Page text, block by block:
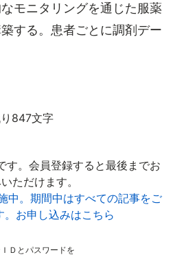
モニタリングを通じた服薬
する。患者ごとに調剤デー
847文字
す。会員登録すると最後までお
ただけます。
中。期間中はすべての記事をご
。お申し込みはこちら
Ｄとパスワードを